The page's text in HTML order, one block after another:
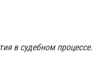
в судебном процессе.